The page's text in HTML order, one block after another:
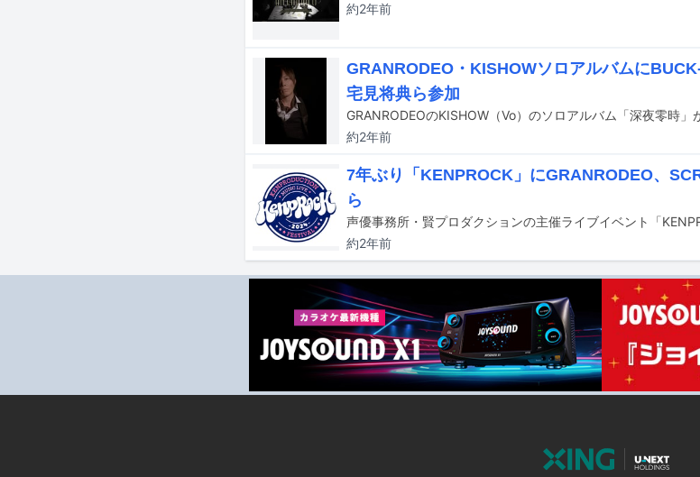
約2年前
GRANRODEO・KISHOWソロアルバムに
宅見将典ら参加
GRANRODEOのKISHOW（Vo）のソロアルバム「深夜零時」
約2年前
7年ぶり「KENPROCK」にGRANRODEO、
ら
約2年前